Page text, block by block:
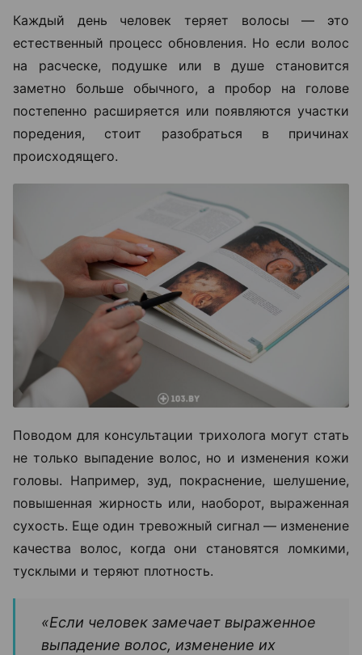
Каждый день человек теряет волосы — это
естественный процесс обновления. Но если волос
на расческе, подушке или в душе становится
заметно больше обычного, а пробор на голове
постепенно расширяется или появляются участки
поредения, стоит разобраться в причинах
происходящего.
Поводом для консультации трихолога могут стать
не только выпадение волос, но и изменения кожи
головы. Например, зуд, покраснение, шелушение,
повышенная жирность или, наоборот, выраженная
сухость. Еще один тревожный сигнал — изменение
качества волос, когда они становятся ломкими,
тусклыми и теряют плотность.
«Если человек замечает выраженное
выпадение волос, изменение их